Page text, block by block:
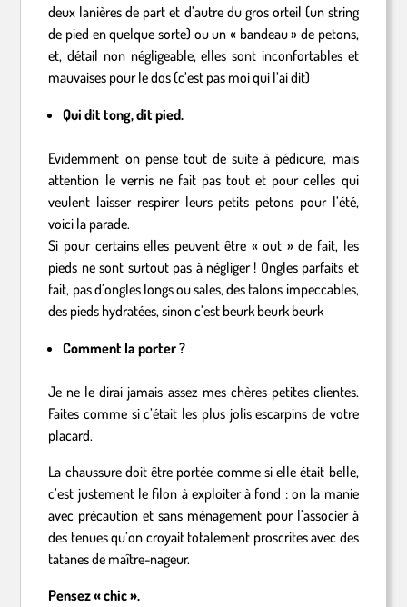
deux lanières de part et d’autre du gros orteil (un string
de pied en quelque sorte) ou un « bandeau » de petons,
et, détail non négligeable, elles sont inconfortables et
mauvaises pour le dos (c’est pas moi qui l’ai dit)
Qui dit tong, dit pied.
Evidemment on pense tout de suite à pédicure, mais
attention le vernis ne fait pas tout et pour celles qui
veulent laisser respirer leurs petits petons pour l’été,
voici la parade.
Si pour certains elles peuvent être « out » de fait, les
pieds ne sont surtout pas à négliger ! Ongles parfaits et
fait, pas d’ongles longs ou sales, des talons impeccables,
des pieds hydratées, sinon c’est beurk beurk beurk
Comment la porter ?
Je ne le dirai jamais assez mes chères petites clientes.
Faites comme si c’était les plus jolis escarpins de votre
placard.
La chaussure doit être portée comme si elle était belle,
c’est justement le filon à exploiter à fond : on la manie
avec précaution et sans ménagement pour l’associer à
des tenues qu’on croyait totalement proscrites avec des
tatanes de maître-nageur.
Pensez « chic ».